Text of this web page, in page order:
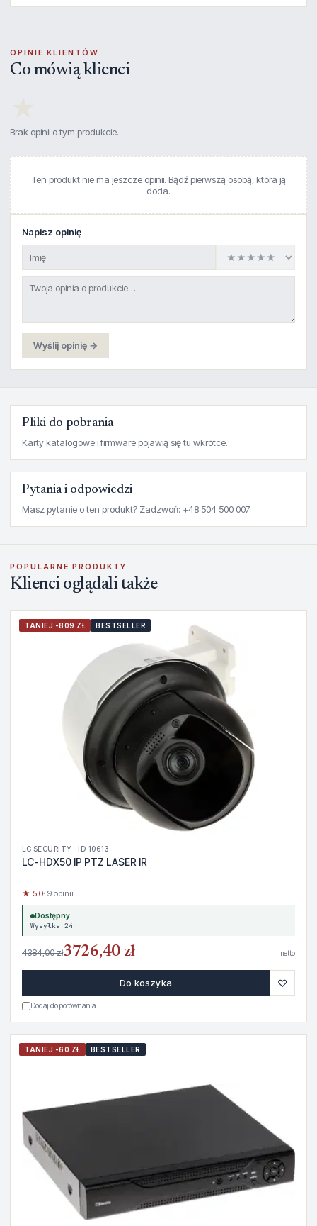
OPINIE KLIENTÓW
Co mówią klienci
Brak opinii o tym produkcie.
Ten produkt nie ma jeszcze opinii. Bądź pierwszą osobą, która ją
doda.
Napisz opinię
Wyślij opinię →
Pliki do pobrania
Karty katalogowe i firmware pojawią się tu wkrótce.
Pytania i odpowiedzi
Masz pytanie o ten produkt? Zadzwoń: +48 504 500 007.
POPULARNE PRODUKTY
Klienci oglądali także
TANIEJ -809 ZŁ BESTSELLER
LC SECURITY · ID 10613
LC-HDX50 IP PTZ LASER IR
★ 5.0· 9 opinii
Dostępny
Wysyłka 24h
4384,00 zł3726,40 zł netto
Do koszyka ♡
Dodaj do porównania
TANIEJ -60 ZŁ BESTSELLER